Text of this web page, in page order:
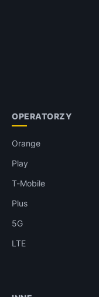
OPERATORZY
Orange
Play
T-Mobile
Plus
5G
LTE